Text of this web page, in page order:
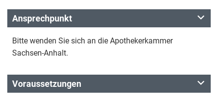
Ansprechpunkt
Bitte wenden Sie sich an die Apothekerkammer
Sachsen-Anhalt.
Voraussetzungen